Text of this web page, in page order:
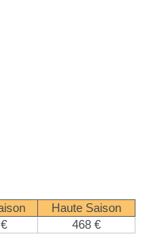
Haute Saison
468 €